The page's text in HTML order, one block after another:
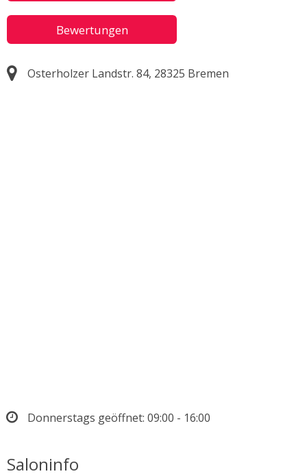
Bewertungen
Osterholzer Landstr. 84, 28325 Bremen
Donnerstags geöffnet: 09:00 - 16:00
Saloninfo